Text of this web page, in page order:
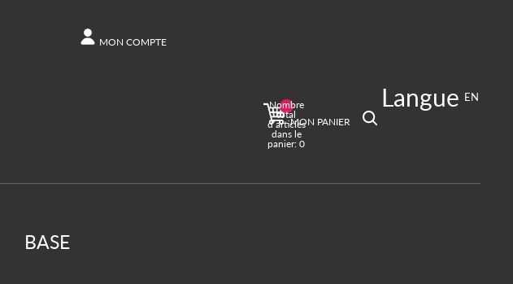
MON COMPTE
Nombre
total
d’articles
dans le
panier: 0
MON PANIER
Langue EN
BASE